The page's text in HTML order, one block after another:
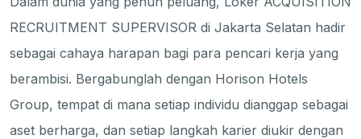
RECRUITMENT SUPERVISOR di Jakarta Selatan hadir
sebagai cahaya harapan bagi para pencari kerja yang
berambisi. Bergabunglah dengan Horison Hotels
Group, tempat di mana setiap individu dianggap sebagai
aset berharga, dan setiap langkah karier diukir dengan